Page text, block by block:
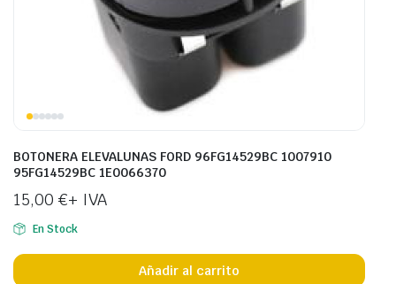
BOTONERA ELEVALUNAS FORD 96FG14529BC 1007910
95FG14529BC 1E0066370
15,00 €+ IVA
En Stock
Añadir al carrito